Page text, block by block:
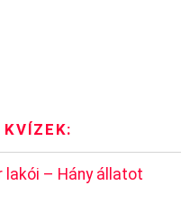
KVÍZEK:
lakói – Hány állatot